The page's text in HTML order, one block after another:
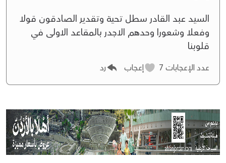
السيد عبد القادر سطل تحية وتقدير الصادقون قولا
وفعلا وشعورا وحدهم الاجدر بالمقاعد الاولى في
قلوبنا
عدد الإعجابات إعجاب رد